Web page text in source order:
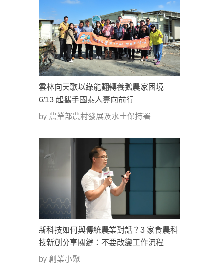
雲林向天歌以綠能翻轉養鵝農家困境
6/13 起攜手國泰人壽向前行
by 農業部農村發展及水土保持署
新科技如何與傳統農業對話？3 家食農科
技新創分享關鍵：不要改變工作流程
by 創業小聚